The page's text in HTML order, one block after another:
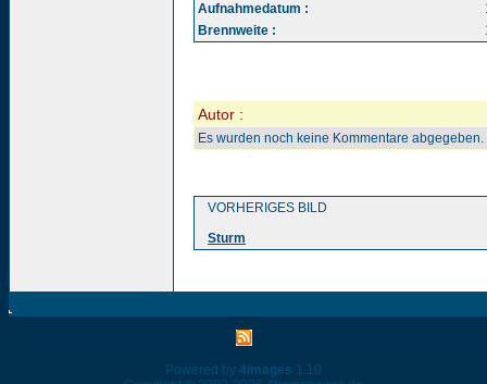
Aufnahmedatum :
Brennweite :
Autor :
Es wurden noch keine Kommentare abgegeben.
VORHERIGES BILD
Sturm
Powered by 4images 1.10